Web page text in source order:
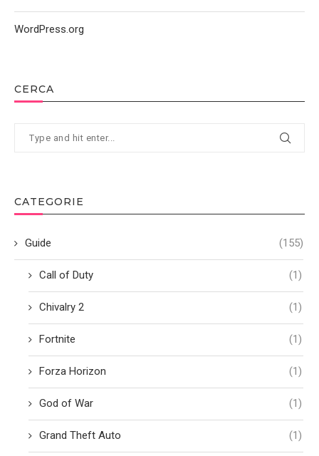
CERCA
CATEGORIE
Guide (155)
Call of Duty (1)
Chivalry 2 (1)
Fortnite (1)
Forza Horizon (1)
God of War (1)
Grand Theft Auto (1)
WordPress.org